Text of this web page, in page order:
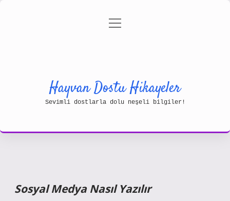
Gizlilik Politikası
menüyü
Hayvan Dostu Hikayeler
Sevimli dostlarla dolu neşeli bilgiler!
Sosyal Medya Nasıl Yazılır